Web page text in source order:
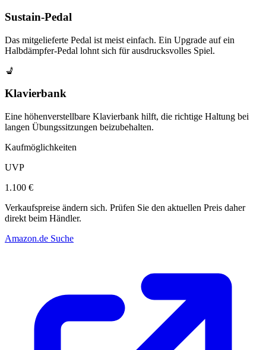
Sustain-Pedal
Das mitgelieferte Pedal ist meist einfach. Ein Upgrade auf ein
Halbdämpfer-Pedal lohnt sich für ausdrucksvolles Spiel.
💺
Klavierbank
Eine höhenverstellbare Klavierbank hilft, die richtige Haltung bei
langen Übungssitzungen beizubehalten.
Kaufmöglichkeiten
UVP
1.100 €
Verkaufspreise ändern sich. Prüfen Sie den aktuellen Preis daher
direkt beim Händler.
Amazon.de Suche